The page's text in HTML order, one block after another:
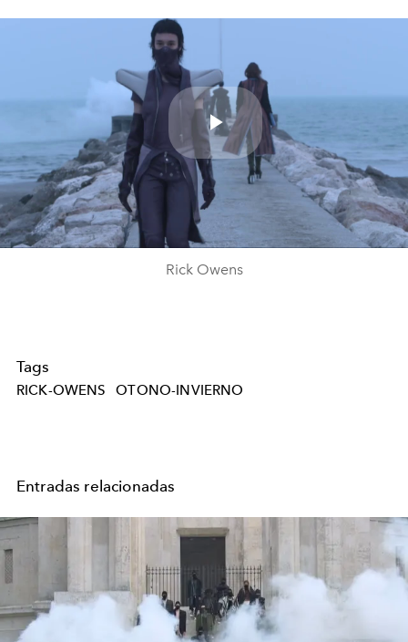
Play
Video
Rick Owens
Tags
RICK-OWENS OTONO-INVIERNO
Entradas relacionadas